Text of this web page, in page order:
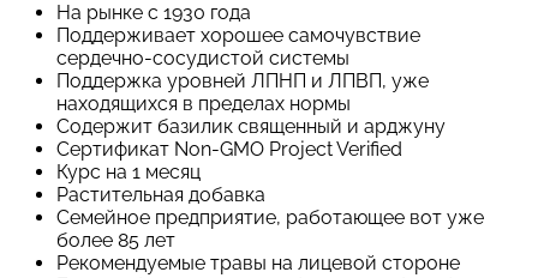
На рынке с 1930 года
Поддерживает хорошее самочувствие
сердечно-сосудистой системы
Поддержка уровней ЛПНП и ЛПВП, уже
находящихся в пределах нормы
Содержит базилик священный и арджуну
Сертификат Non-GMO Project Verified
Курс на 1 месяц
Растительная добавка
Семейное предприятие, работающее вот уже
более 85 лет
Рекомендуемые травы на лицевой стороне